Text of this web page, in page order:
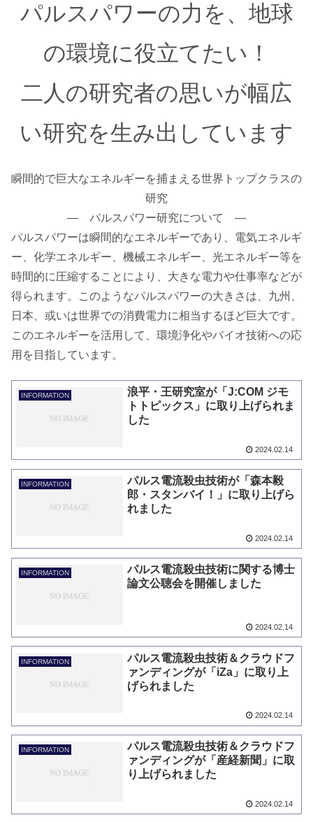
パルスパワーの力を、地球
の環境に役立てたい！
二人の研究者の思いが幅広
い研究を生み出しています
瞬間的で巨大なエネルギーを捕まえる世界トップクラスの
研究
― パルスパワー研究について ―
パルスパワーは瞬間的なエネルギーであり、電気エネルギ
ー、化学エネルギー、機械エネルギー、光エネルギー等を
時間的に圧縮することにより、大きな電力や仕事率などが
得られます。このようなパルスパワーの大きさは、九州、
日本、或いは世界での消費電力に相当するほど巨大です。
このエネルギーを活用して、環境浄化やバイオ技術への応
用を目指しています。
INFORMATION
浪平・王研究室が「J:COM ジモ
トトピックス」に取り上げられま
した
2024.02.14
INFORMATION
パルス電流殺虫技術が「森本毅
郎・スタンバイ！」に取り上げら
れました
2024.02.14
INFORMATION
パルス電流殺虫技術に関する博士
論文公聴会を開催しました
2024.02.14
INFORMATION
パルス電流殺虫技術＆クラウドフ
ァンディングが「iZa」に取り上
げられました
2024.02.14
INFORMATION
パルス電流殺虫技術＆クラウドフ
ァンディングが「産経新聞」に取
り上げられました
2024.02.14